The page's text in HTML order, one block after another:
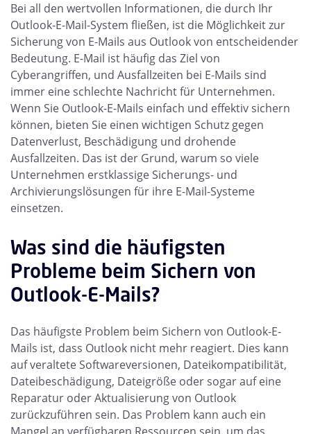
Bei all den wertvollen Informationen, die durch Ihr
Outlook-E-Mail-System fließen, ist die Möglichkeit zur
Sicherung von E-Mails aus Outlook von entscheidender
Bedeutung. E-Mail ist häufig das Ziel von
Cyberangriffen, und Ausfallzeiten bei E-Mails sind
immer eine schlechte Nachricht für Unternehmen.
Wenn Sie Outlook-E-Mails einfach und effektiv sichern
können, bieten Sie einen wichtigen Schutz gegen
Datenverlust, Beschädigung und drohende
Ausfallzeiten. Das ist der Grund, warum so viele
Unternehmen erstklassige Sicherungs- und
Archivierungslösungen für ihre E-Mail-Systeme
einsetzen.
Was sind die häufigsten
Probleme beim Sichern von
Outlook-E-Mails?
Das häufigste Problem beim Sichern von Outlook-E-
Mails ist, dass Outlook nicht mehr reagiert. Dies kann
auf veraltete Softwareversionen, Dateikompatibilität,
Dateibeschädigung, Dateigröße oder sogar auf eine
Reparatur oder Aktualisierung von Outlook
zurückzuführen sein. Das Problem kann auch ein